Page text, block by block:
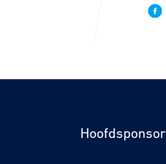
Hoofdsponsor